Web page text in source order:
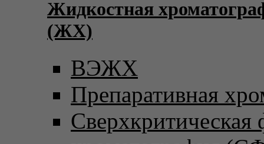
Жидкостная
(ЖХ)
ВЭЖХ
Препаративная